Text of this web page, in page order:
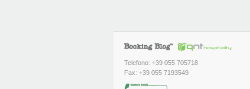
Telefono: +39 055 705718
Fax: +39 055 7193549